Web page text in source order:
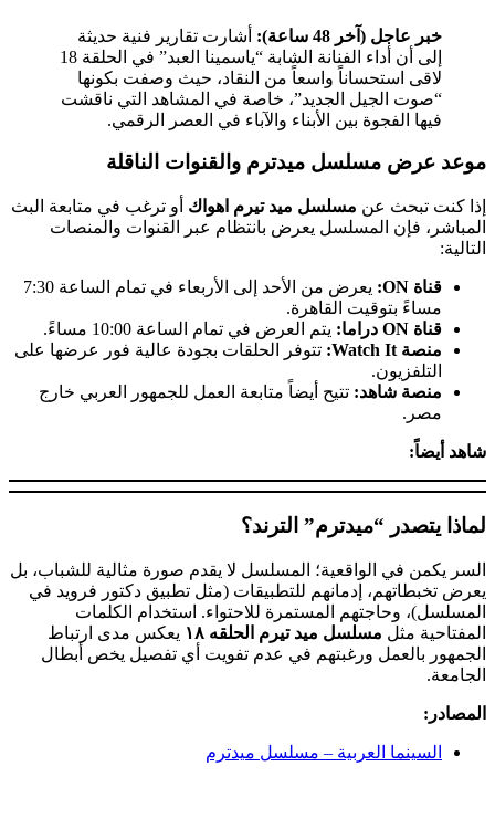
خبر عاجل (آخر 48 ساعة):
أشارت تقارير فنية حديثة
إلى أن أداء الفنانة الشابة “ياسمينا العبد” في الحلقة 18
لاقى استحساناً واسعاً من النقاد، حيث وصفت بكونها
“صوت الجيل الجديد”، خاصة في المشاهد التي ناقشت
فيها الفجوة بين الأبناء والآباء في العصر الرقمي.
موعد عرض مسلسل ميدترم والقنوات الناقلة
إذا كنت تبحث عن مسلسل ميد تيرم اهواك أو ترغب في متابعة البث
المباشر، فإن المسلسل يعرض بانتظام عبر القنوات والمنصات
التالية:
قناة ON:
يعرض من الأحد إلى الأربعاء في تمام الساعة 7:30
مساءً بتوقيت القاهرة.
قناة ON دراما:
يتم العرض في تمام الساعة 10:00 مساءً.
منصة Watch It:
تتوفر الحلقات بجودة عالية فور عرضها على
التلفزيون.
منصة شاهد: تتيح أيضاً متابعة العمل للجمهور العربي خارج
مصر.
شاهد أيضاً:
لماذا يتصدر “ميدترم” الترند؟
السر يكمن في الواقعية؛ المسلسل لا يقدم صورة مثالية للشباب، بل
يعرض تخبطاتهم، إدمانهم للتطبيقات (مثل تطبيق دكتور فرويد في
المسلسل)، وحاجتهم المستمرة للاحتواء. استخدام الكلمات
المفتاحية مثل مسلسل ميد تيرم الحلقه ١٨
يعكس مدى ارتباط
الجمهور بالعمل ورغبتهم في عدم تفويت أي تفصيل يخص أبطال
الجامعة.
المصادر:
السينما العربية – مسلسل ميدترم